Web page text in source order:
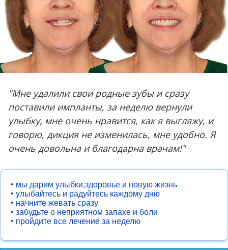
"Мне удалили свои родные зубы и сразу
поставили импланты, за неделю вернули
улыбку, мне очень нравится, как я выгляжу, и
говорю, дикция не изменилась, мне удобно. Я
очень довольна и благодарна врачам!"
• мы дарим улыбки,здоровье и новую жизнь
• улыбайтесь и радуйтесь каждому дню
• начните жевать сразу
• забудьте о неприятном запахе и боли
• пройдите все лечение за неделю